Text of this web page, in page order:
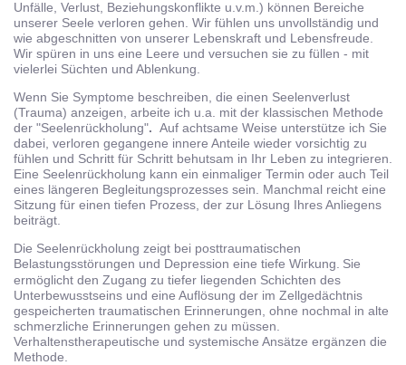
Unfälle, Verlust, Beziehungskonflikte u.v.m.) können Bereiche
unserer Seele verloren gehen. Wir fühlen uns unvollständig und
wie abgeschnitten von unserer Lebenskraft und Lebensfreude.
Wir spüren in uns eine Leere und versuchen sie zu füllen - mit
vielerlei Süchten und Ablenkung.
Wenn Sie Symptome beschreiben, die einen Seelenverlust
(Trauma) anzeigen, arbeite ich u.a. mit der klassischen Methode
der "Seelenrückholung". Auf achtsame Weise unterstütze ich Sie
dabei, verloren gegangene innere Anteile wieder vorsichtig zu
fühlen und Schritt für Schritt behutsam in Ihr Leben zu integrieren.
Eine Seelenrückholung kann ein einmaliger Termin oder auch Teil
eines längeren Begleitungsprozesses sein. Manchmal reicht eine
Sitzung für einen tiefen Prozess, der zur Lösung Ihres Anliegens
beiträgt.
Die Seelenrückholung zeigt bei posttraumatischen
Belastungsstörungen und Depression eine tiefe Wirkung. Sie
ermöglicht den Zugang zu tiefer liegenden Schichten des
Unterbewusstseins und eine Auflösung der im Zellgedächtnis
gespeicherten traumatischen Erinnerungen, ohne nochmal in alte
schmerzliche Erinnerungen gehen zu müssen.
Verhaltenstherapeutische und systemische Ansätze ergänzen die
Methode.